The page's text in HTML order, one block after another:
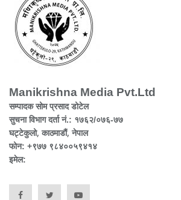
Manikrishna Media Pvt.Ltd
सम्पादक सोम प्रसाद डोटेल
सुचना विभाग दर्ता नं.: १७६२/०७६-७७
घट्टेकुलो, काठमाडौं, नेपाल
फोन: +९७७ ९८४००५९४१४
इमेल: